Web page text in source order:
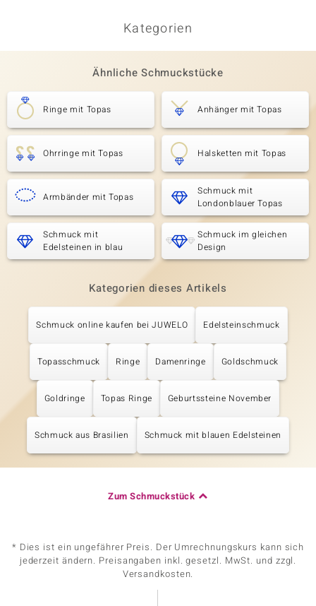
Kategorien
Ähnliche Schmuckstücke
Ringe mit Topas Anhänger mit Topas
Ohrringe mit Topas Halsketten mit Topas
Armbänder mit Topas
Schmuck mit
Londonblauer Topas
Schmuck mit
Edelsteinen in blau
Schmuck im gleichen
Design
Kategorien dieses Artikels
Schmuck online kaufen bei JUWELO Edelsteinschmuck
Topasschmuck Ringe Damenringe Goldschmuck
Goldringe Topas Ringe Geburtssteine November
Schmuck aus Brasilien Schmuck mit blauen Edelsteinen
Zum Schmuckstück
* Dies ist ein ungefährer Preis. Der Umrechnungskurs kann sich
jederzeit ändern. Preisangaben inkl. gesetzl. MwSt. und zzgl.
Versandkosten.